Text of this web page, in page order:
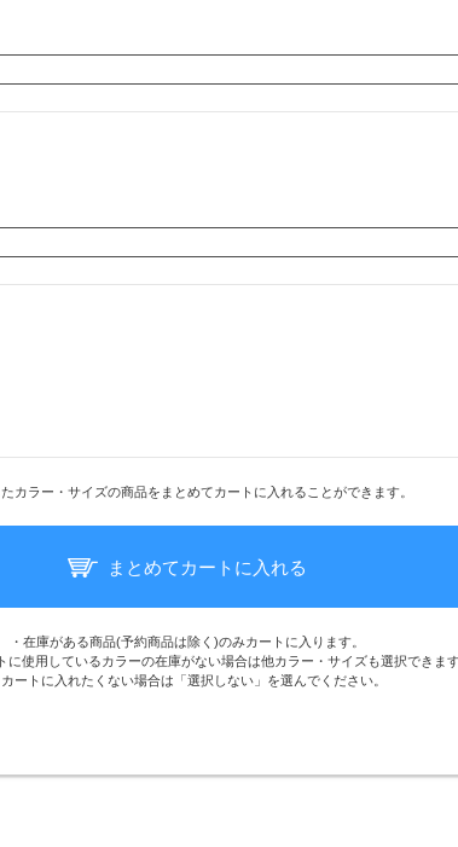
カラー・サイズの商品をまとめてカートに入れることができます。
まとめてカートに入れる
・在庫がある商品(予約商品は除く)のみカートに入ります。
に使用しているカラーの在庫がない場合は他カラー・サイズも選択できま
カートに入れたくない場合は「選択しない」を選んでください。